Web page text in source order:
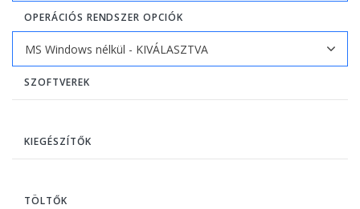
OPERÁCIÓS RENDSZER OPCIÓK
SZOFTVEREK
KIEGÉSZÍTŐK
TÖLTŐK